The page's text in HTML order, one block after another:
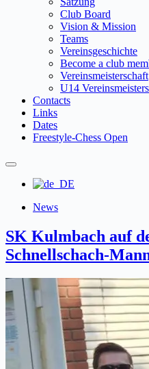
Club Board
Vision & Mission
Teams
Vereinsgeschichte
Become a club
Vereinsmeisterschaft
U14
Contacts
Links
Dates
Freestyle-Chess Open
News
SK Kulmbach auf
Schnellschach-